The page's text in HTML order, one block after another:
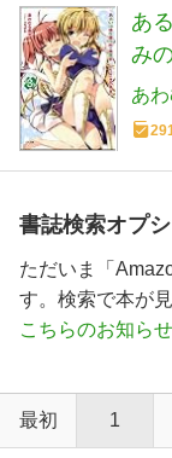
あ
み
あ
書誌検索オプ
ただいま「
す。検索で本が
こちらのお知らせ
最初 1